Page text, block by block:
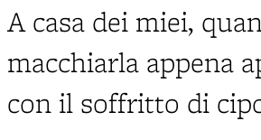
A casa dei miei,
macchiarla appena
con il soffritto di